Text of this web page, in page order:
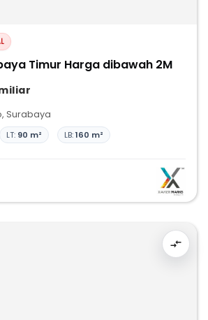
Sutorejo Surabaya Timur Harga dibawah 2M
, Surabaya
LT: 90 m² LB:160 m²